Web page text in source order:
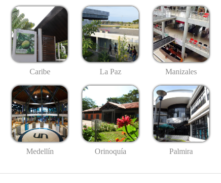
Caribe La Paz Manizales
Medellín Orinoquía Palmira